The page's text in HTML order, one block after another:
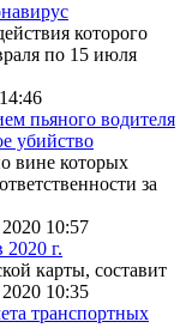
которого
по 15 июля
пьяного водителя
убийство
вине которых
за
10:57
г.
карты, составит
10:35
транспортных